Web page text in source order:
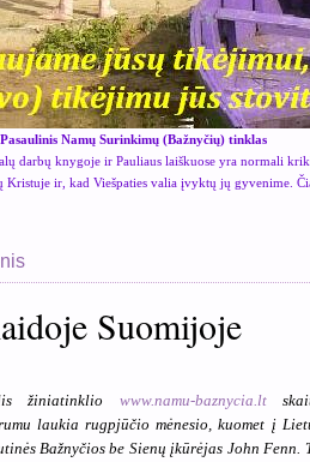
Namų Surinkimų (Bažnyčių) tinklas
darbų knygoje ir Pauliaus laiškuose yra normali
Kristuje ir, kad Viešpaties valia įvyktų jų gyvenime.
Suomijoje
žiniatinklio www.namu-baznycia.lt
laukia rugpjūčio mėnesio, kuomet į
Bažnyčios be Sienų įkūrėjas John Fenn.